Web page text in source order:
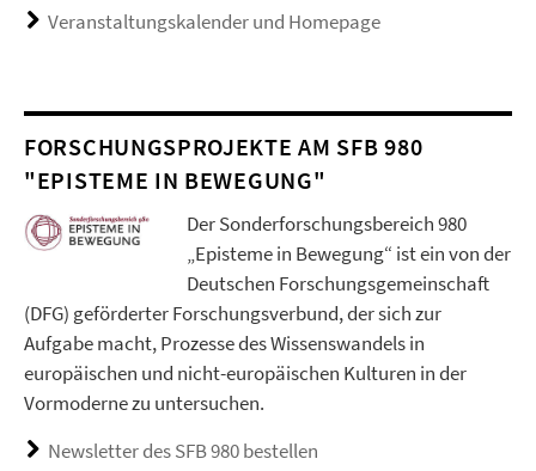
Veranstaltungskalender und Homepage
FORSCHUNGSPROJEKTE AM SFB 980
"EPISTEME IN BEWEGUNG"
Der Sonderforschungsbereich 980
„Episteme in Bewegung“ ist ein von der
Deutschen Forschungsgemeinschaft
(DFG) geförderter Forschungsverbund, der sich zur
Aufgabe macht, Prozesse des Wissenswandels in
europäischen und nicht-europäischen Kulturen in der
Vormoderne zu untersuchen.
Newsletter des SFB 980 bestellen